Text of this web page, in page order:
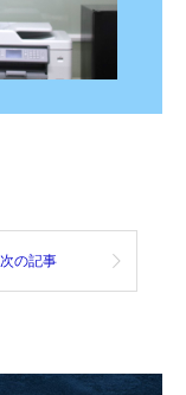
次の記事